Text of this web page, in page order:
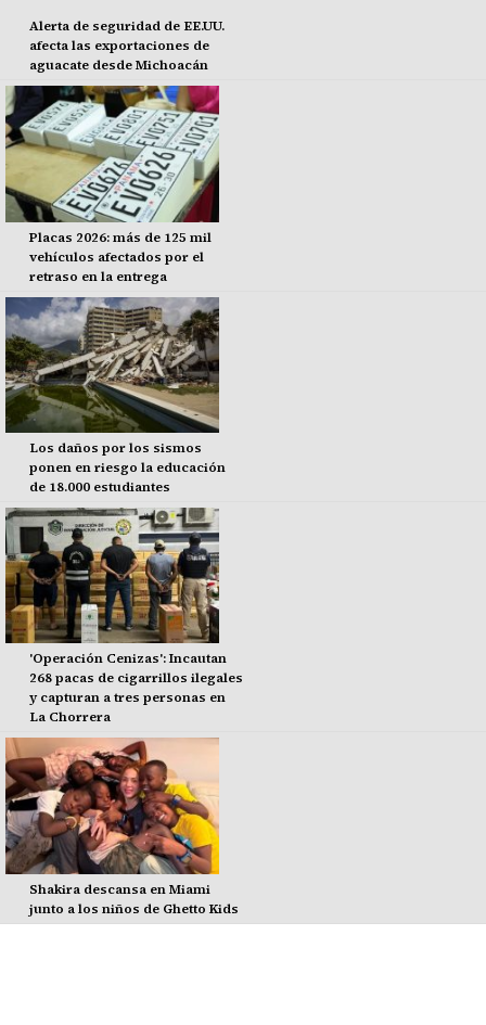
Alerta de seguridad de EE.UU.
afecta las exportaciones de
aguacate desde Michoacán
Placas 2026: más de 125 mil
vehículos afectados por el
retraso en la entrega
Los daños por los sismos
ponen en riesgo la educación
de 18.000 estudiantes
'Operación Cenizas': Incautan
268 pacas de cigarrillos ilegales
y capturan a tres personas en
La Chorrera
Shakira descansa en Miami
junto a los niños de Ghetto Kids